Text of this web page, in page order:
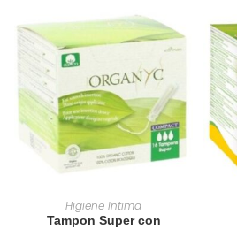
AÑADIR AL CARRITO
Higiene Intima
Tampon Super con